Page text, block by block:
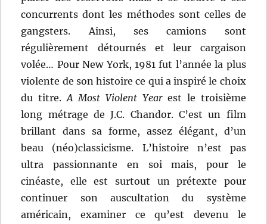
concurrents dont les méthodes sont celles de
gangsters. Ainsi, ses camions sont
régulièrement détournés et leur cargaison
volée… Pour New York, 1981 fut l’année la plus
violente de son histoire ce qui a inspiré le choix
du titre. A Most Violent Yearest le troisième
long métrage de J.C. Chandor. C’est un film
brillant dans sa forme, assez élégant, d’un
beau (néo)classicisme. L’histoire n’est pas
ultra passionnante en soi mais, pour le
cinéaste, elle est surtout un prétexte pour
continuer son auscultation du système
américain, examiner ce qu’est devenu le